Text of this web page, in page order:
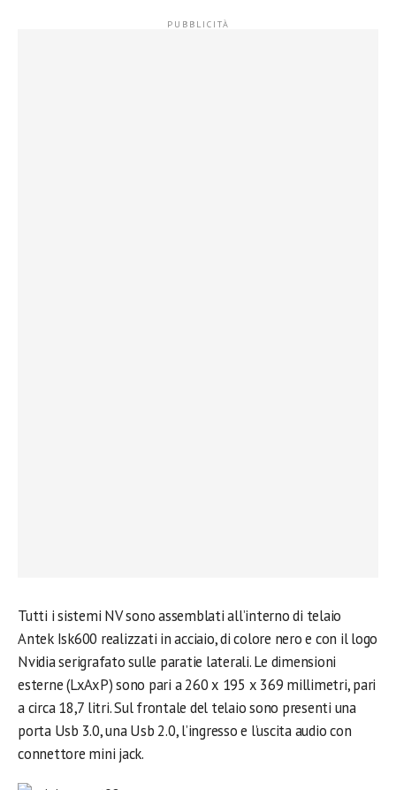
Tutti i sistemi NV sono assemblati all’interno di telaio
Antek Isk600 realizzati in acciaio, di colore nero e con il logo
Nvidia serigrafato sulle paratie laterali. Le dimensioni
esterne (LxAxP) sono pari a 260 x 195 x 369 millimetri, pari
a circa 18,7 litri. Sul frontale del telaio sono presenti una
porta Usb 3.0, una Usb 2.0, l’ingresso e l’uscita audio con
connettore mini jack.